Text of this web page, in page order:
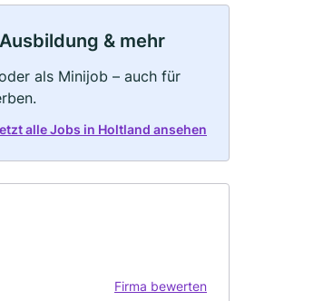
& mehr
als Minijob – auch für
alle Jobs in Holtland ansehen
Firma bewerten